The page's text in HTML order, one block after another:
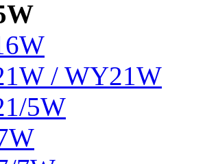
/ WY21W
5W